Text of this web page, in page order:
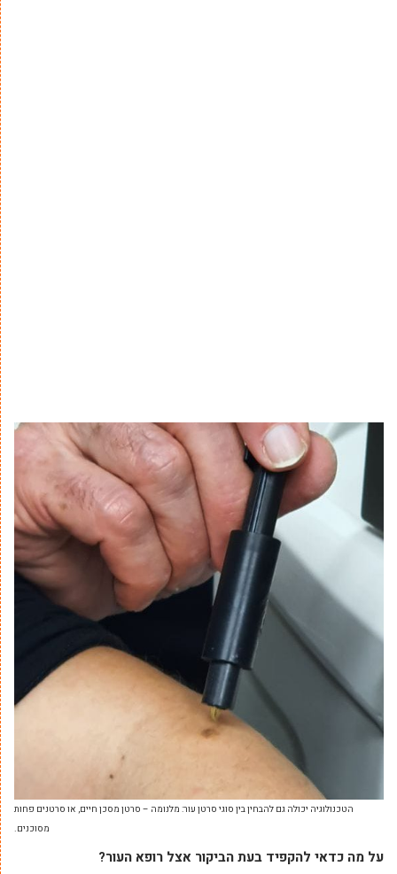
הטכנולוגיה יכולה גם להבחין בין סוגי סרטן עור: מלנומה – סרטן מסכן חיים, או סרטנים פחות
מסוכנים.
על מה כדאי להקפיד בעת הביקור אצל רופא העור?